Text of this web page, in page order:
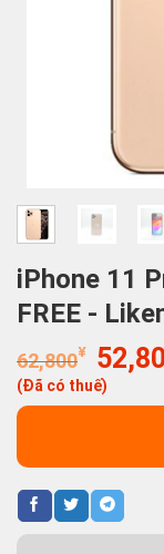
iPhone 11
FREE -
62,800¥
Giá
gốc
là:
(Đã có thuế)